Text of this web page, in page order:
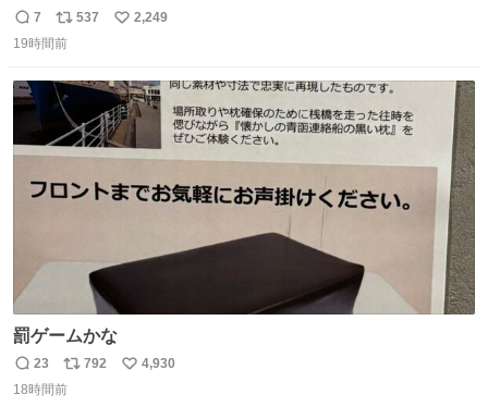
司を探している人へ！ シュガーバタークレープは目黒、品
川、蒲田、渋谷、川崎、横浜、鶴見、九州の一部エリア限
ころ少ないですが見つけたら即買いです🤩❣️
返
信
7
リ
ポ
ト
数
537
い
数
2,249
19時間前
罰ゲームかな
返
信
23
リ
ポ
792
い
4,930
18時間前